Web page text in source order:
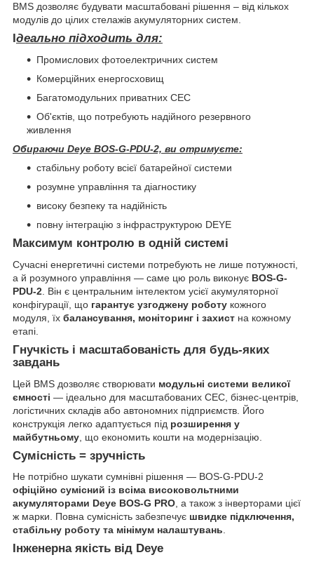
BMS дозволяє будувати масштабовані рішення – від кількох
модулів до цілих стелажів акумуляторних систем.
деально підходить для:
Промислових фотоелектричних систем
Комерційних енергосховищ
Багатомодульних приватних СЕС
Об'єктів, що потребують надійного резервного
живлення
Обираючи Deye BOS-G-PDU-2, ви отримуєте:
стабільну роботу всієї батарейної системи
розумне управління та діагностику
високу безпеку та надійність
повну інтеграцію з інфраструктурою DEYE
Максимум контролю в одній системі
Сучасні енергетичні системи потребують не лише потужності,
а й розумного управління — саме цю роль виконує BOS-G-
PDU-2 . Він є центральним інтелектом усієї акумуляторної
конфігурації, що гарантує узгоджену роботу кожного
модуля, їх балансування, моніторинг і захист на кожному
етапі.
Гнучкість і масштабованість для будь-яких
завдань
Цей BMS дозволяє створювати модульні системи великої
ємності — ідеально для масштабованих СЕС, бізнес-центрів,
логістичних складів або автономних підприємств. Його
конструкція легко адаптується під розширення у
майбутньому , що економить кошти на модернізацію.
Сумісність = зручність
Не потрібно шукати сумнівні рішення — BOS-G-PDU-2
офіційно сумісний із всіма високовольтними
акумуляторами Deye BOS-G PRO, а також з інверторами цієї
ж марки. Повна сумісність забезпечує швидке підключення,
стабільну роботу та мінімум налаштувань.
Інженерна якість від Deye